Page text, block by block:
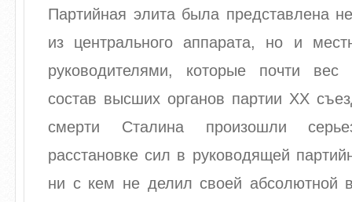
Партийная элита была представлена
из центрального аппарата, но и
руководителями, которые почти
состав высших органов партии XX
смерти Сталина произошли
расстановке сил в руководящей
ни с кем не делил своей абсолютной